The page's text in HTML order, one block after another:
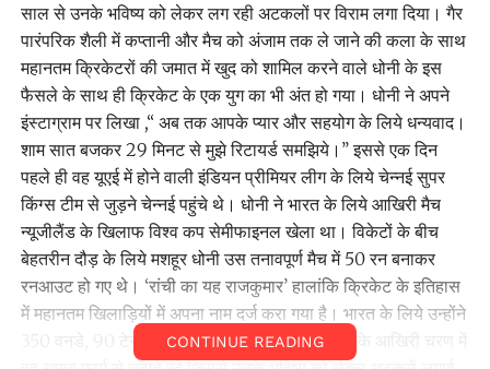
साल से उनके भविष्य को लेकर लग रही अटकलों पर विराम लगा दिया। गैर
पारंपरिक शैली में कप्तानी और मैच को अंजाम तक ले जाने की कला के साथ
महानतम क्रिकेटरों की जमात में खुद को शामिल करने वाले धोनी के इस
फैसले के साथ ही क्रिकेट के एक युग का भी अंत हो गया। धोनी ने अपने
इंस्टाग्राम पर लिखा ,‘‘ अब तक आपके प्यार और सहयोग के लिये धन्यवाद।
शाम सात बजकर 29 मिनट से मुझे रिटायर्ड समझिये।’’ इससे एक दिन
पहले ही वह यूएई में होने वाली इंडियन प्रीमियर लीग के लिये चेन्नई सुपर
किंग्स टीम से जुड़ने चेन्नई पहुंचे थे। धोनी ने भारत के लिये आखिरी मैच
न्यूजीलैंड के खिलाफ विश्व कप सेमीफाइनल खेला था। विकेटों के बीच
बेहतरीन दौड़ के लिये मशहूर धोनी उस तनावपूर्ण मैच में 50 रन बनाकर
रनआउट हो गए थे। ‘रांची का यह राजकुमार’ हालांकि क्रिकेट के इतिहास
में महानतम खिलाड़ियों में अपना नाम दर्ज करा गया है। भारत के लिये उन्होंने
350 वनडे, 90 टेस्ट और 98 टी20 मैच खेले। कैरियर के आखिरी चरण में
CONTINUE READING